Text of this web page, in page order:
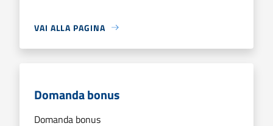
VAI ALLA PAGINA
Domanda bonus
Domanda bonus